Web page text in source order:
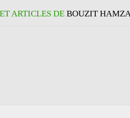
ARTICLES DE BOUZIT